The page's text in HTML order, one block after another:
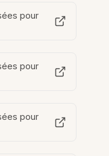
pour
pour
pour